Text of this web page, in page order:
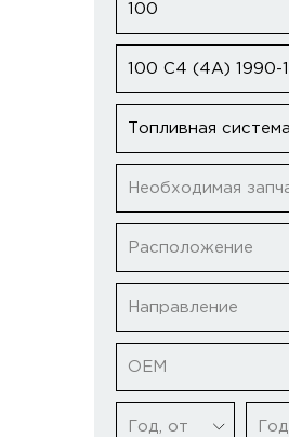
100
100 C4 (4A) 1990-
Топливная система
Необходимая
Расположение
Направление
ОЕМ
Год, от